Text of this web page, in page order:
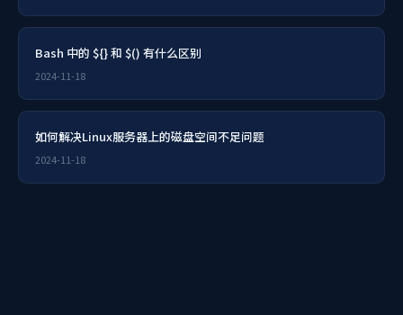
Bash 中的 ${} 和 $() 有什么区别
2024-11-18
如何解决Linux服务器上的磁盘空间不足问题
2024-11-18